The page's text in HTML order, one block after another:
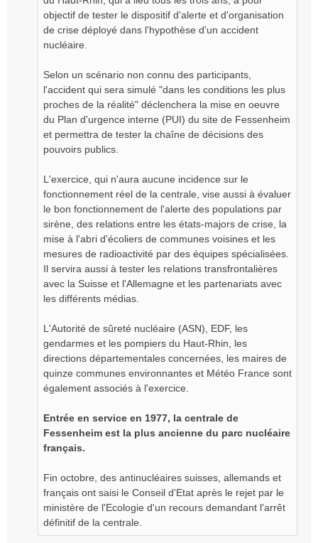
objectif de tester le dispositif d'alerte et d'organisation
de crise déployé dans l'hypothèse d'un accident
nucléaire.
Selon un scénario non connu des participants,
l'accident qui sera simulé "dans les conditions les plus
proches de la réalité" déclenchera la mise en oeuvre
du Plan d'urgence interne (PUI) du site de Fessenheim
et permettra de tester la chaîne de décisions des
pouvoirs publics.
L'exercice, qui n'aura aucune incidence sur le
fonctionnement réel de la centrale, vise aussi à évaluer
le bon fonctionnement de l'alerte des populations par
sirène, des relations entre les états-majors de crise, la
mise à l'abri d'écoliers de communes voisines et les
mesures de radioactivité par des équipes spécialisées.
Il servira aussi à tester les relations transfrontalières
avec la Suisse et l'Allemagne et les partenariats avec
les différents médias.
L'Autorité de sûreté nucléaire (ASN), EDF, les
gendarmes et les pompiers du Haut-Rhin, les
directions départementales concernées, les maires de
quinze communes environnantes et Météo France sont
également associés à l'exercice.
Entrée en service en 1977, la centrale de
Fessenheim est la plus ancienne du parc nucléaire
français.
Fin octobre, des antinucléaires suisses, allemands et
français ont saisi le Conseil d'Etat après le rejet par le
ministère de l'Ecologie d'un recours demandant l'arrêt
définitif de la centrale.